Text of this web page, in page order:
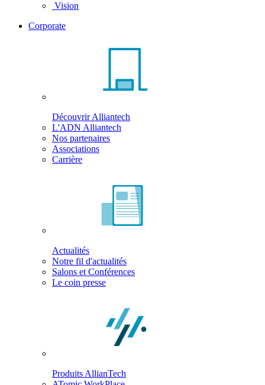
Vision
Corporate
Découvrir Alliantech
L'ADN Alliantech
Nos partenaires
Associations
Carrière
Actualités
Notre fil d'actualités
Salons et Conférences
Le coin presse
Produits AllianTech